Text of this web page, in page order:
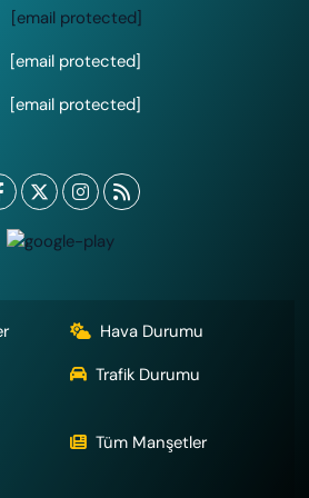
[email protected]
[email protected]
[email protected]
Hava Durumu
Trafik Durumu
Tüm Manşetler